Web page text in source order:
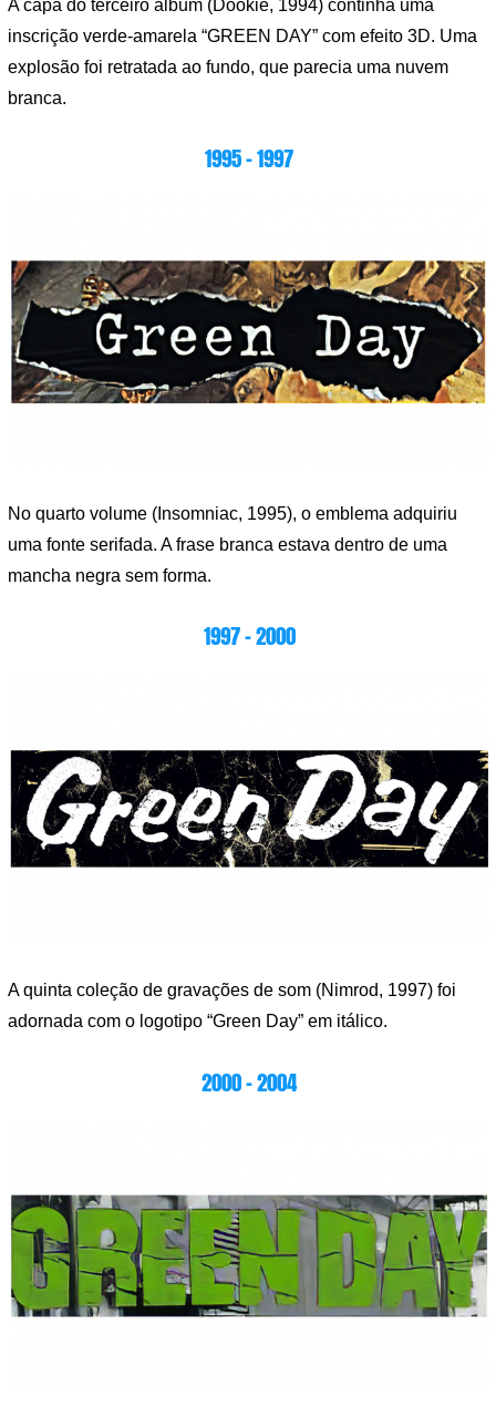
A capa do terceiro álbum (Dookie, 1994) continha uma
inscrição verde-amarela “GREEN DAY” com efeito 3D. Uma
explosão foi retratada ao fundo, que parecia uma nuvem
branca.
1995 – 1997
No quarto volume (Insomniac, 1995), o emblema adquiriu
uma fonte serifada. A frase branca estava dentro de uma
mancha negra sem forma.
1997 – 2000
A quinta coleção de gravações de som (Nimrod, 1997) foi
adornada com o logotipo “Green Day” em itálico.
2000 – 2004